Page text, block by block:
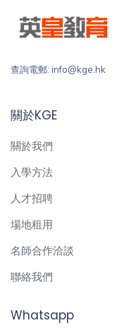
查詢電郵: info@kge.hk
關於KGE
關於我們
入學方法
人才招聘
場地租用
名師合作洽談
聯絡我們
Whatsapp